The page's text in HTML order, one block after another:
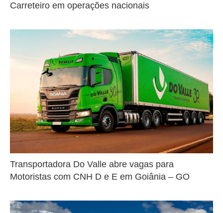
Carreteiro em operações nacionais
Transportadora Do Valle abre vagas para
Motoristas com CNH D e E em Goiânia – GO